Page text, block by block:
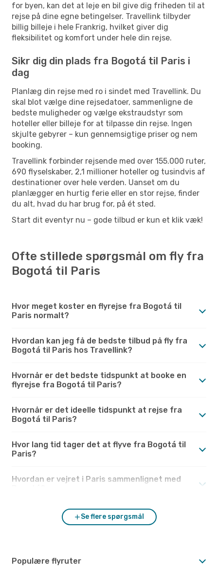
for byen, kan det at leje en bil give dig friheden til at
rejse på dine egne betingelser. Travellink tilbyder
billig billeje i hele Frankrig, hvilket giver dig
fleksibilitet og komfort under hele din rejse.
Sikr dig din plads fra Bogotá til Paris i
dag
Planlæg din rejse med ro i sindet med Travellink. Du
skal blot vælge dine rejsedatoer, sammenligne de
bedste muligheder og vælge ekstraudstyr som
hoteller eller billeje for at tilpasse din rejse. Ingen
skjulte gebyrer – kun gennemsigtige priser og nem
booking.
Travellink forbinder rejsende med over 155.000 ruter,
690 flyselskaber, 2,1 millioner hoteller og tusindvis af
destinationer over hele verden. Uanset om du
planlægger en hurtig ferie eller en stor rejse, finder
du alt, hvad du har brug for, på ét sted.
Start dit eventyr nu – gode tilbud er kun et klik væk!
Ofte stillede spørgsmål om fly fra
Bogotá til Paris
Hvor meget koster en flyrejse fra Bogotá til
Paris normalt?
Hvordan kan jeg få de bedste tilbud på fly fra
Bogotá til Paris hos Travellink?
Hvornår er det bedste tidspunkt at booke en
flyrejse fra Bogotá til Paris?
Hvornår er det ideelle tidspunkt at rejse fra
Bogotá til Paris?
Hvor lang tid tager det at flyve fra Bogotá til
Paris?
Hvordan er vejret i Paris sammenlignet med
Se flere spørgsmål
Populære flyruter